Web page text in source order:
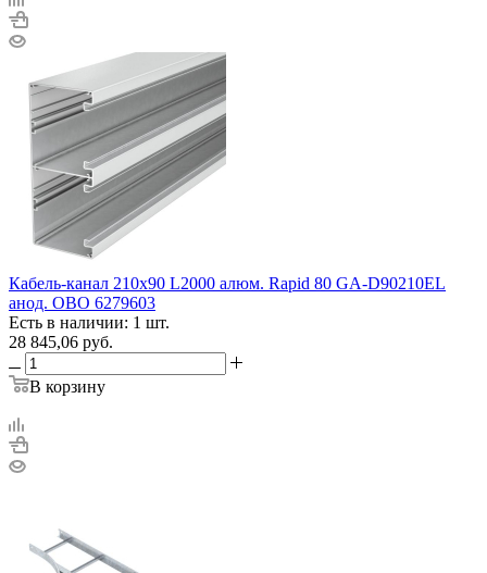
Кабель-канал 210х90 L2000 алюм. Rapid 80 GA-D90210EL
анод. OBO 6279603
Есть в наличии: 1 шт.
28 845,06 руб.
В корзину